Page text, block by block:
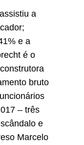
a
e a
é o
bruto
– três
e
Marcelo